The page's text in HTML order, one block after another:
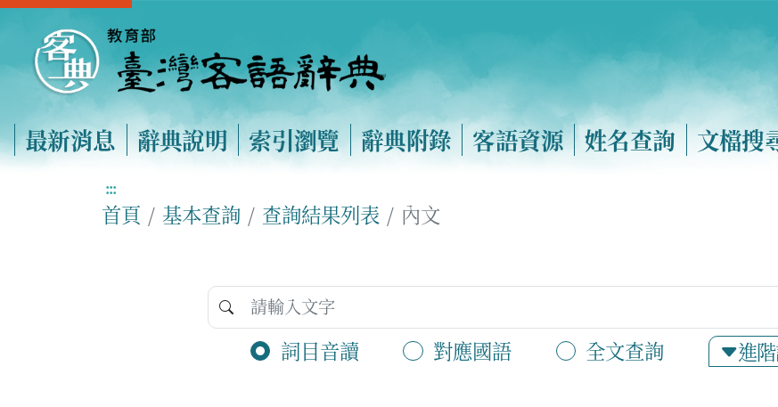
最新消息 辭典說明 索引瀏覽 辭典附錄 客語資源 姓名查詢 文檔搜
:::
首頁 基本查詢 查詢結果列表 內文
詞目音讀 對應國語 全文查詢 進